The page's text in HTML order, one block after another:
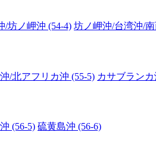
/坊ノ岬沖 (54-4) 坊ノ岬沖/台湾沖/
/北アフリカ沖 (55-5) カサブランカ
(56-5) 硫黄島沖 (56-6)